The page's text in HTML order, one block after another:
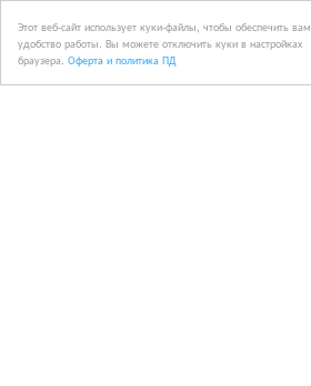
Этот веб-сайт использует куки-файлы, чтобы обеспечить вам
удобство работы. Вы можете отключить куки в настройках
браузера. Оферта и политика ПД